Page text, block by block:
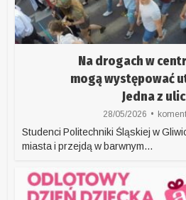
Na drogach w
mogą występować
Jedna z
28/05/2026
Studenci Politechniki Śląskiej w
miasta i przejdą w barwnym...